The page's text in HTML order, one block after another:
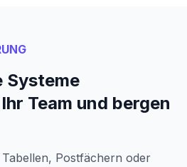
Systeme
Team und bergen
Postfächern oder